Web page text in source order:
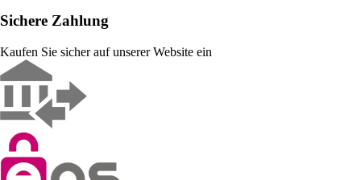
Sichere Zahlung
Kaufen Sie sicher auf unserer Website ein